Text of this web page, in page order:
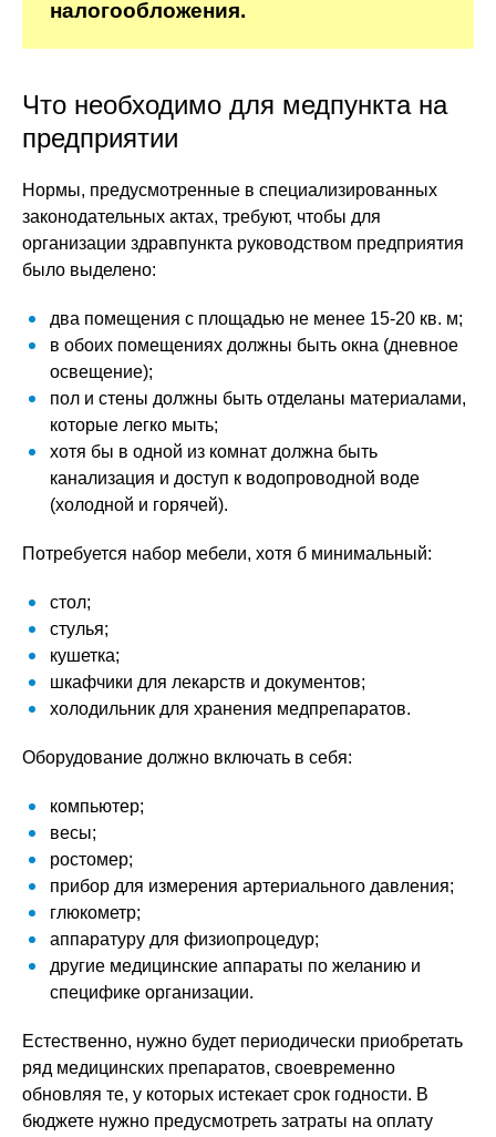
налогообложения.
Что необходимо для медпункта на
предприятии
Нормы, предусмотренные в специализированных
законодательных актах, требуют, чтобы для
организации здравпункта руководством предприятия
было выделено:
два помещения с площадью не менее 15-20 кв. м;
в обоих помещениях должны быть окна (дневное
освещение);
пол и стены должны быть отделаны материалами,
которые легко мыть;
хотя бы в одной из комнат должна быть
канализация и доступ к водопроводной воде
(холодной и горячей).
Потребуется набор мебели, хотя б минимальный:
стол;
стулья;
кушетка;
шкафчики для лекарств и документов;
холодильник для хранения медпрепаратов.
Оборудование должно включать в себя:
компьютер;
весы;
ростомер;
прибор для измерения артериального давления;
глюкометр;
аппаратуру для физиопроцедур;
другие медицинские аппараты по желанию и
специфике организации.
Естественно, нужно будет периодически приобретать
ряд медицинских препаратов, своевременно
обновляя те, у которых истекает срок годности. В
бюджете нужно предусмотреть затраты на оплату